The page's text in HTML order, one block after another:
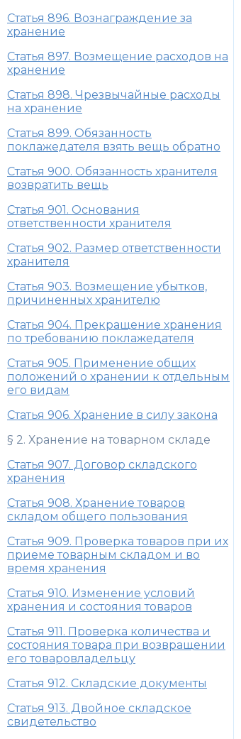
Статья 896. Вознаграждение за
хранение
Статья 897. Возмещение расходов на
хранение
Статья 898. Чрезвычайные расходы
на хранение
Статья 899. Обязанность
поклажедателя взять вещь обратно
Статья 900. Обязанность хранителя
возвратить вещь
Статья 901. Основания
ответственности хранителя
Статья 902. Размер ответственности
хранителя
Статья 903. Возмещение убытков,
причиненных хранителю
Статья 904. Прекращение хранения
по требованию поклажедателя
Статья 905. Применение общих
положений о хранении к отдельным
его видам
Статья 906. Хранение в силу закона
§ 2. Хранение на товарном складе
Статья 907. Договор складского
хранения
Статья 908. Хранение товаров
складом общего пользования
Статья 909. Проверка товаров при их
приеме товарным складом и во
время хранения
Статья 910. Изменение условий
хранения и состояния товаров
Статья 911. Проверка количества и
состояния товара при возвращении
его товаровладельцу
Статья 912. Складские документы
Статья 913. Двойное складское
свидетельство